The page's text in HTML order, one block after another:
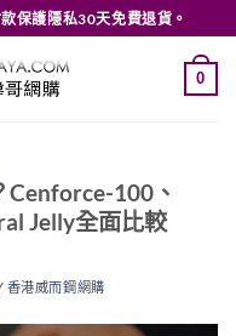
保護隱私30天免費退貨。
0
100、
Jelly全面比較
香港威而鋼網購